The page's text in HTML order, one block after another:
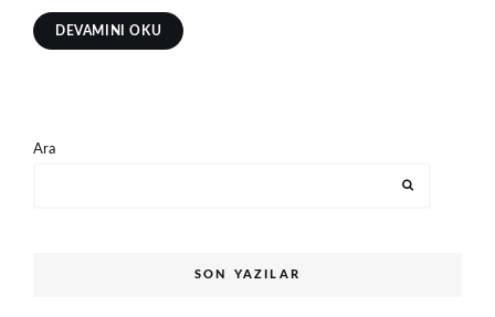
DEVAMINI OKU
Ara
SON YAZILAR